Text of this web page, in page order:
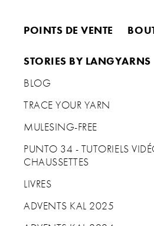
POINTS DE VENTE
STORIES BY LANGYARNS
BLOG
TRACE YOUR YARN
MULESING-FREE
PUNTO 34 - TUTORIELS
CHAUSSETTES
LIVRES
ADVENTS KAL 2025